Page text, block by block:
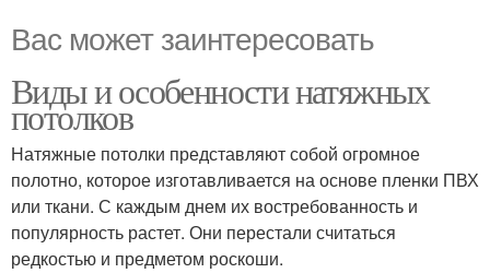
Вас может заинтересовать
Виды и особенности натяжных
потолков
Натяжные потолки представляют собой огромное
полотно, которое изготавливается на основе пленки ПВХ
или ткани. С каждым днем их востребованность и
популярность растет. Они перестали считаться
редкостью и предметом роскоши.